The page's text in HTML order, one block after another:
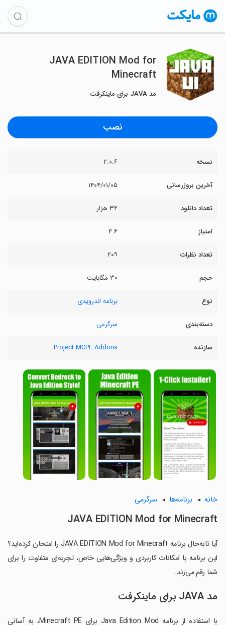
JAVA EDITION Mod for
Minecraft
مد JAVA برای ماینکرفت
نصب
نسخه ۲.۰.۶
آخرین بروزرسانی ۱۴۰۴/۰۱/۰۵
تعداد دانلود ۳۲ هزار
امتیاز ۴.۶
تعداد نظرات ۲۰۹
حجم ۳۰ مگابایت
نوع برنامه اندرویدی
دسته‌بندی سرگرمی
سازنده Project MCPE Addons
خانه برنامه‌ها سرگرمی
JAVA EDITION Mod for Minecraft
آیا تابه‌حال برنامه JAVA EDITION Mod for Minecraft را امتحان کرده‌اید؟
این برنامه با امکانات کاربردی و ویژگی‌هایی خاص، تجربه‌ای متفاوت را برای
شما رقم می‌زند.
مد JAVA برای ماینکرفت
با استفاده از برنامه Java Edition Mod برای Minecraft PE، به آسانی